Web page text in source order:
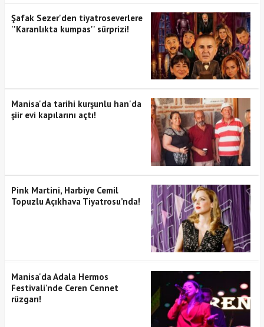
Şafak Sezer'den tiyatroseverlere
''Karanlıkta kumpas'' sürprizi!
Manisa'da tarihi kurşunlu han'da
şiir evi kapılarını açtı!
Pink Martini, Harbiye Cemil
Topuzlu Açıkhava Tiyatrosu’nda!
Manisa'da Adala Hermos
Festivali'nde Ceren Cennet
rüzgarı!